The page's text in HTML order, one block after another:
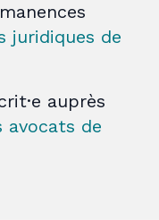
juridiques de
auprès
avocats de